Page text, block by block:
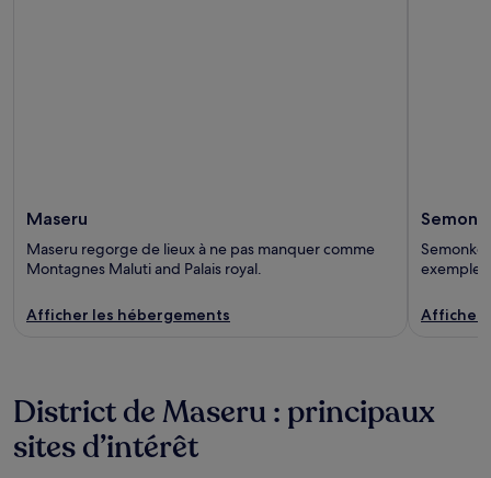
Maseru
Maseru regorge de lieux à ne pas manquer comme
Montagnes Maluti and Palais royal.
Afficher les hébergements
exemple
Afficher
District de Maseru : principaux
sites d’intérêt